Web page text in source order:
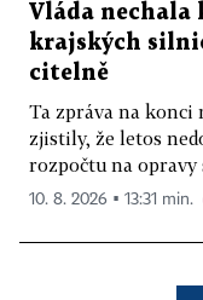
Vláda nechala
krajských
citelně
Ta zpráva na konci
zjistily, že letos
rozpočtu na
10. 8. 2026 ▪ 13:31 min.